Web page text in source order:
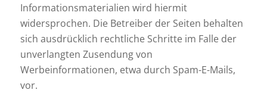
Informationsmaterialien wird hiermit
widersprochen. Die Betreiber der Seiten behalten
sich ausdrücklich rechtliche Schritte im Falle der
unverlangten Zusendung von
Werbeinformationen, etwa durch Spam-E-Mails,
vor.